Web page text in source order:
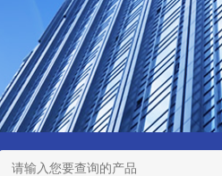
磨球 AGB-K-0.4-C01-Q69全新